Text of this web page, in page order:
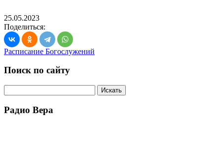
25.05.2023
Поделиться:
Расписание Богослужений
Поиск по сайту
Радио Вера